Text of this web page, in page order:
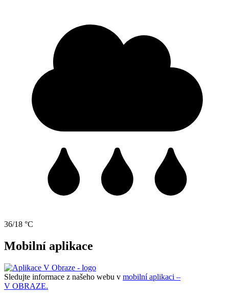
36/18 °C
Mobilní aplikace
Sledujte informace z našeho webu v mobilní aplikaci –
V OBRAZE.